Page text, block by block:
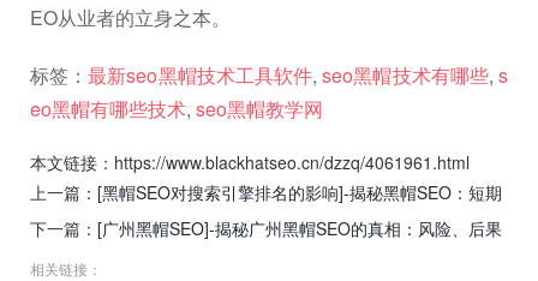
EO从业者的立身之本。
标签：最新seo黑帽技术工具软件,seo黑帽技术有哪些,s
eo黑帽有哪些技术, seo黑帽教学网
本文链接：https://www.blackhatseo.cn/dzzq/4061961.html
上一篇： [黑帽SEO对搜索引擎排名的影响]-揭秘黑帽SEO：短期
收益与长期风险的博弈
下一篇： [广州黑帽SEO]-揭秘广州黑帽SEO的真相：风险、后果
与正规替代方案
相关链接：